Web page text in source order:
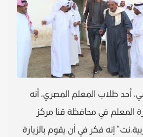
أحد طلاب المعلم المصري، أنه
المعلم في محافظة قنا مركز
إنه فكر في أن يقوم بالزيارة